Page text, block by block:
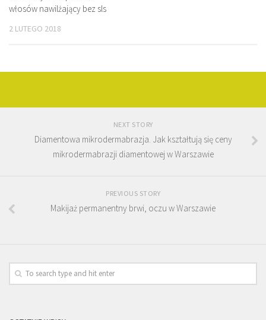
włosów nawilżający bez sls
2 LUTEGO 2018
NEXT STORY
Diamentowa mikrodermabrazja. Jak kształtują się ceny
mikrodermabrazji diamentowej w Warszawie
PREVIOUS STORY
Makijaż permanentny brwi, oczu w Warszawie